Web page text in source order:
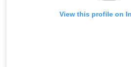
View this profile on